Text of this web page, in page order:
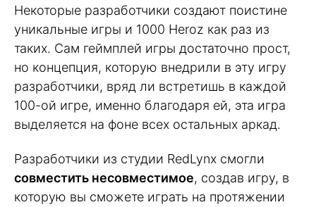
Некоторые разработчики создают поистине
уникальные игры и 1000 Heroz как раз из
таких. Сам геймплей игры достаточно прост,
но концепция, которую внедрили в эту игру
разработчики, вряд ли встретишь в каждой
100-ой игре, именно благодаря ей, эта игра
выделяется на фоне всех остальных аркад.
Разработчики из студии RedLynx смогли
совместить несовместимое, создав игру, в
которую вы сможете играть на протяжении